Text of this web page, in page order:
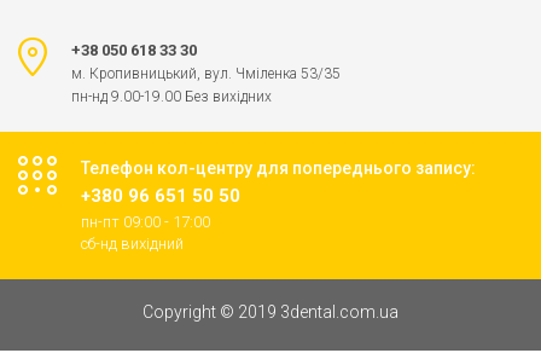
+38 050 618 33 30
м. Кропивницький, вул. Чміленка 53/35
пн-нд 9.00-19.00 Без вихідних
Телефон кол-центру для попереднього запису:
+380 96 651 50 50
пн-пт 09:00 - 17:00
cб-нд вихідний
Copyright © 2019 3dental.com.ua